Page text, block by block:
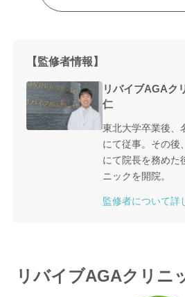
【監修者情報】
リバイブAGAク
仁
東北大学卒業後、
にて従事。その後
にて院長を務めた
ニックを開院。
監修者について詳
リバイブAGAクリニ